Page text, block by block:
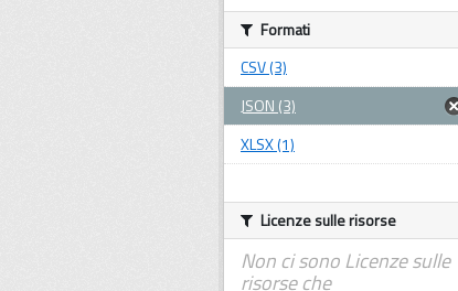
Formati
CSV (3)
JSON (3)
XLSX (1)
Licenze sulle risorse
Non ci sono Licenze sulle
risorse che